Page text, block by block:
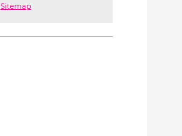
Sitemap